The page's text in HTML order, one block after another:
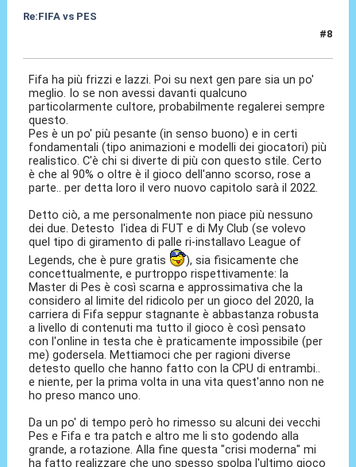
Re:FIFA vs PES
#8
Fifa ha più frizzi e lazzi. Poi su next gen pare sia un po'
meglio. Io se non avessi davanti qualcuno
particolarmente cultore, probabilmente regalerei sempre
questo.
Pes è un po' più pesante (in senso buono) e in certi
fondamentali (tipo animazioni e modelli dei giocatori) più
realistico. C'è chi si diverte di più con questo stile. Certo
è che al 90% o oltre è il gioco dell'anno scorso, rose a
parte.. per detta loro il vero nuovo capitolo sarà il 2022.
Detto ciò, a me personalmente non piace più nessuno
dei due. Detesto l'idea di FUT e di My Club (se volevo
quel tipo di giramento di palle ri-installavo League of
Legends, che è pure gratis
), sia fisicamente che
concettualmente, e purtroppo rispettivamente: la
Master di Pes è così scarna e approssimativa che la
considero al limite del ridicolo per un gioco del 2020, la
carriera di Fifa seppur stagnante è abbastanza robusta
a livello di contenuti ma tutto il gioco è così pensato
con l'online in testa che è praticamente impossibile (per
me) godersela. Mettiamoci che per ragioni diverse
detesto quello che hanno fatto con la CPU di entrambi..
e niente, per la prima volta in una vita quest'anno non ne
ho preso manco uno.
Da un po' di tempo però ho rimesso su alcuni dei vecchi
Pes e Fifa e tra patch e altro me li sto godendo alla
grande, a rotazione. Alla fine questa "crisi moderna" mi
ha fatto realizzare che uno spesso spolpa l'ultimo gioco